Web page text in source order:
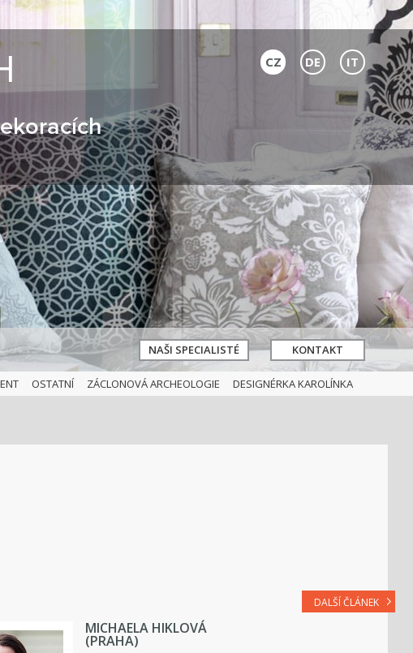
CZ DE IT
NAŠI SPECIALISTÉ KONTAKT
OSTATNÍ ZÁCLONOVÁ ARCHEOLOGIE DESIGNÉRKA KAROLÍNKA
DALŠÍ ČLÁNEK
MICHAELA HIKLOVÁ
(PRAHA)